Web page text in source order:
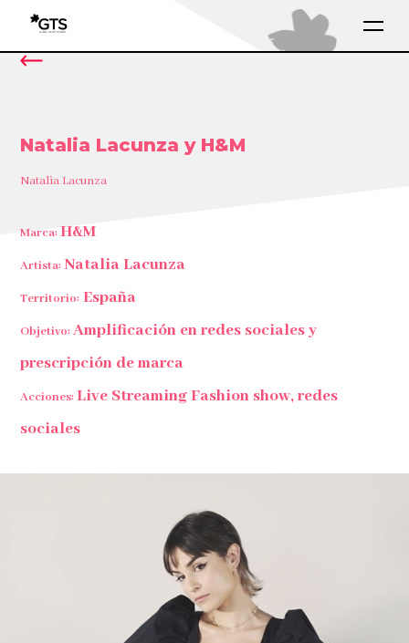
Natalia Lacunza y H&M
Natalia Lacunza
Marca:H&M
Artista:Natalia Lacunza
Territorio: España
Objetivo:Amplificación en redes sociales y
prescripción de marca
Acciones:Live Streaming Fashion show, redes
sociales